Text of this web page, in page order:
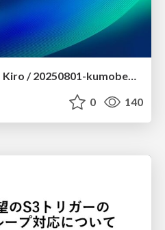
My First Impression Of Kiro / 20250801-kumoben-lt
0 140